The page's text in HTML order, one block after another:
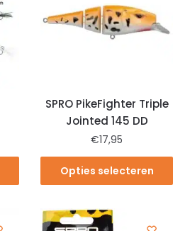
SPRO PikeFighter Triple
Jointed 145 DD
€17,95
Opties selecteren